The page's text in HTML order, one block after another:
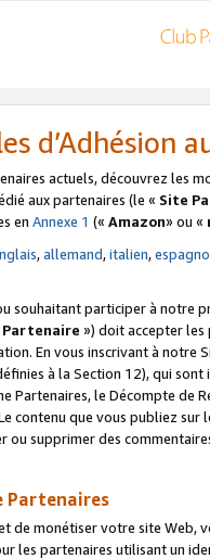
d’Adhésion
actuels, découvrez les
aux partenaires (le « Site
en Annexe 1 (« Amazon» ou «
,allemand,italien,
souhaitant participer à notre
Partenaire ») doit accepter les
En vous inscrivant à notre
à la Section 12), qui
Partenaires, le Décompte de
contenu que vous publiez
supprimer des
Partenaires
de monétiser votre site Web,
les partenaires utilisant un